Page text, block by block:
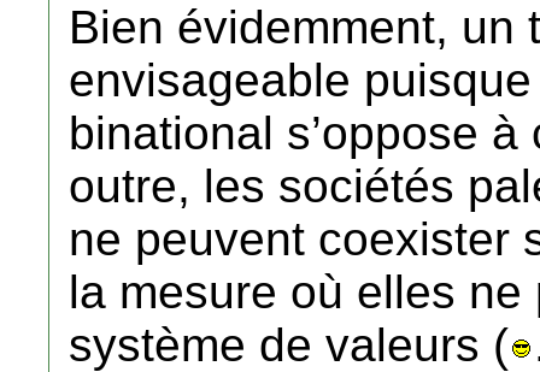
Bien évidemment, un
envisageable
binational s’oppose
outre, les sociétés
ne peuvent coexister
la mesure où elles
système de valeurs (